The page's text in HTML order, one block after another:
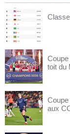
toit du
aux